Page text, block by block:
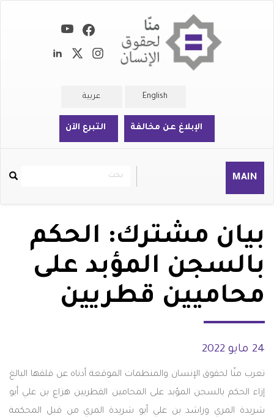
English عربية
الإبلاغ عن مخالفة التبرع الآن
MAIN
Rechercher
بحث
بيان مشترك: الحكم
بالسجن المؤبد على
محاميين قطريين
24 مايو 2022
تعرب منّا لحقوق الإنسان والمنظمات الموقعة أدناه عن قلقها البالغ
إزاء الحكم بالسجن المؤبد على المحامين القطريين هزاع بن علي أبو
شريدة المري وراشد بن علي أبو شريدة المري من قبل المحكمة